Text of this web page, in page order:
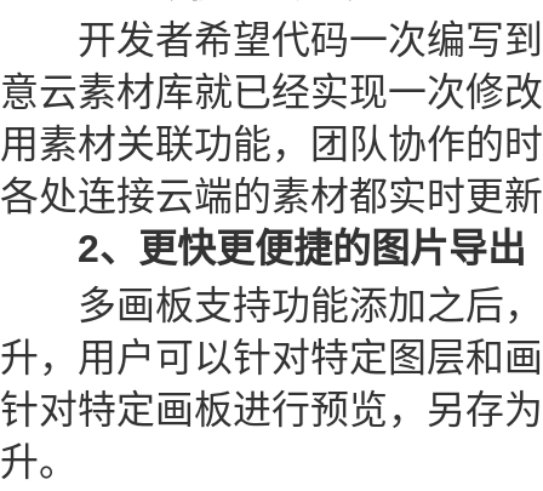
开发者希望代码一次编写到
意云素材库就已经实现一次修
用素材关联功能，团队协作的
各处连接云端的素材都实时更
2、更快更便捷的图片导出
多画板支持功能添加之后，
升，用户可以针对特定图层和
针对特定画板进行预览，另存
升。